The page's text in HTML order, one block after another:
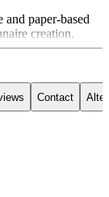
and paper-based
creation.
the analysis
Contact